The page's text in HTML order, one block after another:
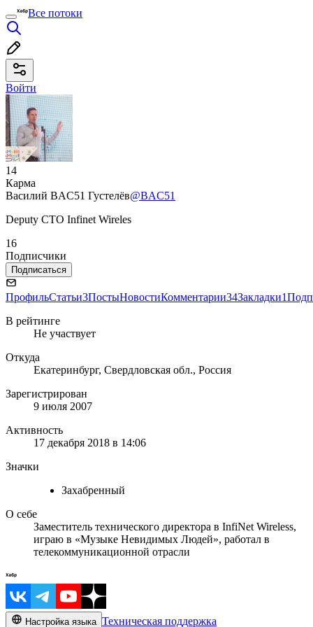
Все потоки
Войти
14
Карма
Василий BAC51 Густелёв@BAC51
Deputy CTO Infinet Wireles
16
Подписчики
Подписаться
ПрофильСтатьи3ПостыНовостиКомментарии34Закладки1
В рейтинге
Не участвует
Откуда
Екатеринбург, Свердловская обл., Россия
Зарегистрирован
9 июля 2007
Активность
17 декабря 2018 в 14:06
Значки
Захабренный
О себе
Заместитель технического директора в InfiNet Wireless,
играю в «Музыке Невидимых Людей», работал в
телекоммуникационной отрасли
Настройка языка Техническая поддержка